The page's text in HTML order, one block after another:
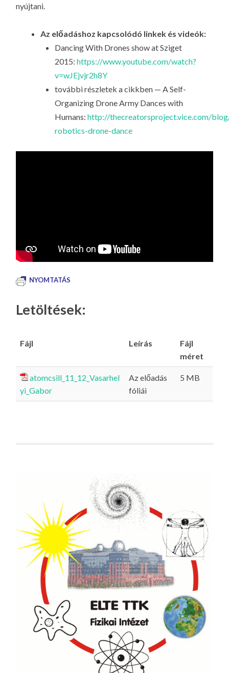
nyújtani.
Az előadáshoz kapcsolódó linkek és videók:
Dancing With Drones show at Sziget
2015: https://www.youtube.com/watch?
v=wJEjvjr2h8Y
további részletek a cikkben — A Self-
Organizing Drone Army Dances with
Humans: http://thecreatorsproject.vice.com/
robotics-drone-dance
NYOMTATÁS
Letöltések:
Fájl Leírás
Fájl
méret
atomcsill_11_12_Vasarhel
yi_Gabor
Az előadás
fóliái
5 MB